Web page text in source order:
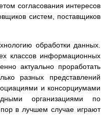
согласования интересов
систем, поставщиков
обработки данных.
классов информационных
актуально проработать
разных представлений
и консорциумами
организациями по
в лучшем случае играют